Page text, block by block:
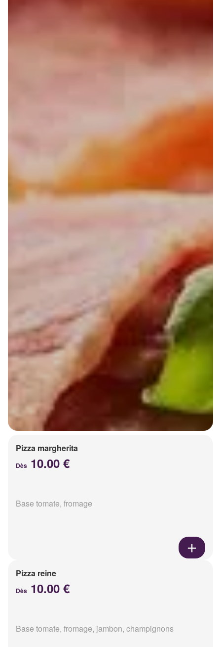
Pizza margherita
Dès 10.00 €
Base tomate, fromage
Pizza reine
Dès 10.00 €
Base tomate, fromage, jambon, champignons